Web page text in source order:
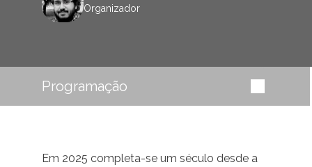
Organizador
Programação
Em 2025 completa-se um século desde a